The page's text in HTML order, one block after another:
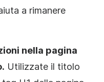
a rimanere
nella pagina
Utilizzate il titolo